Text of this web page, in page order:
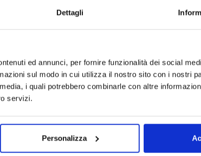
Dettagli
ed annunci, per fornire funzionalità dei social
sul modo in cui utilizza il nostro sito con i nostri
i quali potrebbero combinarle con altre
servizi.
Personalizza
all’utilizzo
finitura con
pieghe irregolari e
un dettaglio
immediata.
Con dimensione
vetrate,
tonalità, come
scegliere la
liberamente la